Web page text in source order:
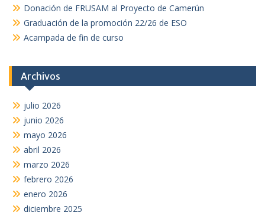
Donación de FRUSAM al Proyecto de Camerún
Graduación de la promoción 22/26 de ESO
Acampada de fin de curso
Archivos
julio 2026
junio 2026
mayo 2026
abril 2026
marzo 2026
febrero 2026
enero 2026
diciembre 2025